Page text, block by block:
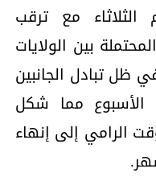
الثلاثاء مع ترقب
بين الولايات
ظل تبادل الجانبين
الأسبوع مما شكل
الرامي إلى إنهاء